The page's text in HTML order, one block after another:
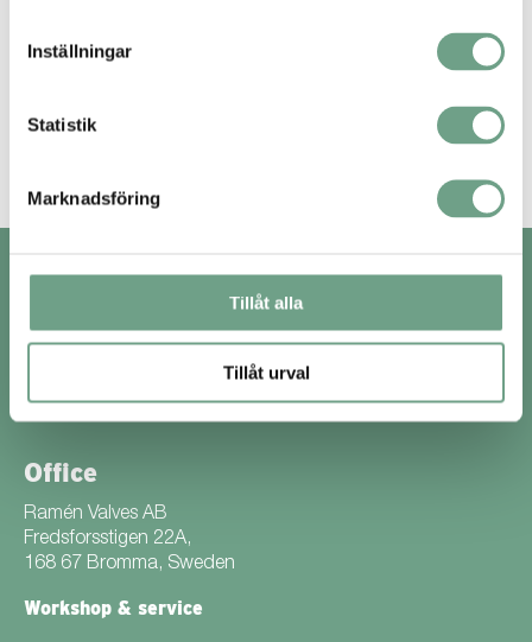
Inställningar
Statistik
Marknadsföring
Tillåt alla
Tillåt urval
Sustainability
Privacy policy
Office
Ramén Valves AB
Fredsforsstigen 22A,
168 67 Bromma, Sweden
Workshop & service